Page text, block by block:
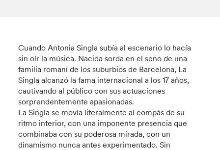
Cuando Antonia Singla subía al escenario lo hacía
sin oír la música. Nacida sorda en el seno de una
familia romaní de los suburbios de Barcelona, La
Singla alcanzó la fama internacional a los 17 años,
cautivando al público con sus actuaciones
sorprendentemente apasionadas.
La Singla se movía literalmente al compás de su
ritmo interior, con una imponente presencia que
combinaba con su poderosa mirada, con un
dinamismo nunca antes experimentado. Sin